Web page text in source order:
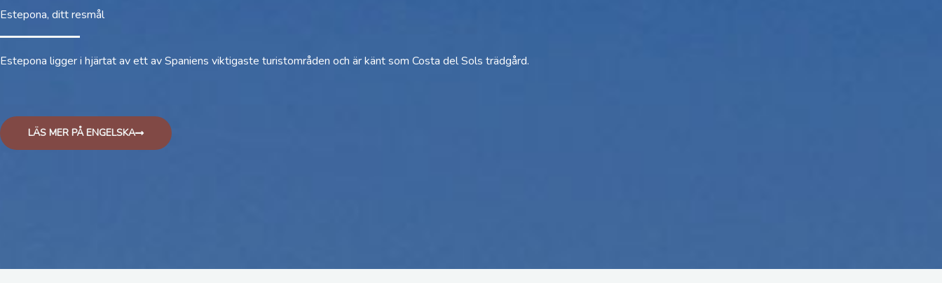
Estepona, ditt resmål
Estepona ligger i hjärtat av ett av Spaniens viktigaste turistområden och är känt som Costa del Sols trädgård.
LÄS MER PÅ ENGELSKA